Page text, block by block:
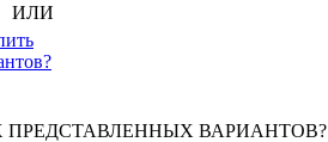
ИЛИ
ПРЕДСТАВЛЕННЫХ ВАРИАНТОВ?